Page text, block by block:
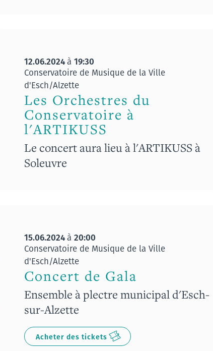
12.06.2024à 19:30
Conservatoire de Musique de la Ville
d'Esch/Alzette
Les Orchestres du
Conservatoire à
l'ARTIKUSS
Le concert aura lieu à l'ARTIKUSS à
Soleuvre
15.06.2024à 20:00
Conservatoire de Musique de la Ville
d'Esch/Alzette
Concert de Gala
Ensemble à plectre municipal d'Esch-
sur-Alzette
Acheter des tickets